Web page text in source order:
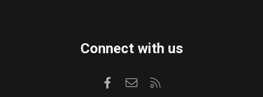
Connect with us
FacebookKontaktirajte nas